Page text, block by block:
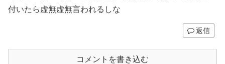
付いたら虚無虚無言われるしな
返信
コメントを書き込む